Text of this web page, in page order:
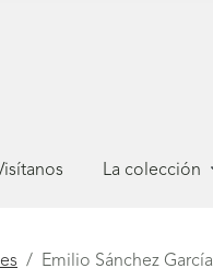
La colección
Emilio Sánchez García